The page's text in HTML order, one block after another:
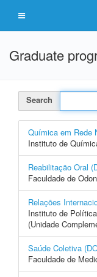
Graduate
Search
Química em Rede
Instituto de
Reabilitação Oral
Faculdade de
Relações
Instituto de
(Unidade
Saúde Coletiva
Faculdade de